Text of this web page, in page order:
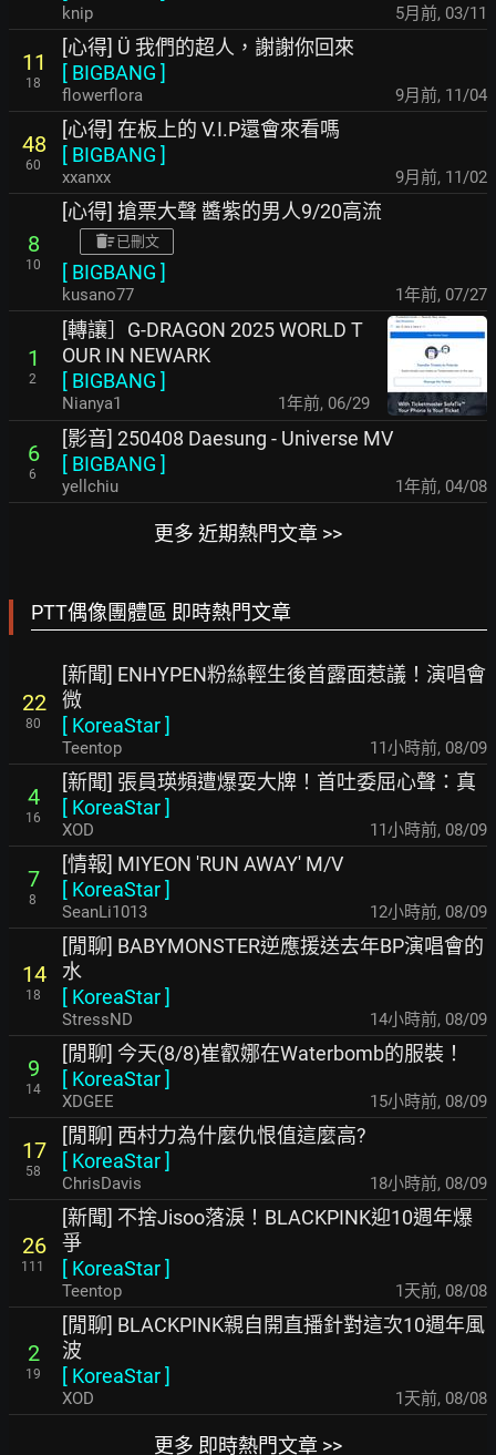
knip 5月前, 03/11
11
18
[心得] Ü 我們的超人，謝謝你回來
[ BIGBANG ]
flowerflora 9月前, 11/04
48
60
[心得] 在板上的 V.I.P還會來看嗎
[ BIGBANG ]
xxanxx 9月前, 11/02
8
10
[心得] 搶票大聲 醬紫的男人9/20高流
已刪文
[ BIGBANG ]
kusano77 1年前, 07/27
1
2
[轉讓］G-DRAGON 2025 WORLD T
OUR IN NEWARK
[ BIGBANG ]
Nianya1 1年前, 06/29
6
6
[影音] 250408 Daesung - Universe MV
[ BIGBANG ]
yellchiu 1年前, 04/08
更多 近期熱門文章 >>
PTT偶像團體區 即時熱門文章
22
80
[新聞] ENHYPEN粉絲輕生後首露面惹議！演唱會
微
[ KoreaStar]
Teentop 11小時前, 08/09
4
16
[新聞] 張員瑛頻遭爆耍大牌！首吐委屈心聲：真
[ KoreaStar]
XOD 11小時前, 08/09
7
8
[情報] MIYEON 'RUN AWAY' M/V
[ KoreaStar]
SeanLi1013 12小時前, 08/09
14
18
[閒聊] BABYMONSTER逆應援送去年BP演唱會的
水
[ KoreaStar]
StressND 14小時前, 08/09
9
14
[閒聊] 今天(8/8)崔叡娜在Waterbomb的服裝！
[ KoreaStar]
XDGEE 15小時前, 08/09
17
58
[閒聊] 西村力為什麼仇恨值這麼高?
[ KoreaStar]
ChrisDavis 18小時前, 08/09
26
111
[新聞] 不捨Jisoo落淚！BLACKPINK迎10週年爆
爭
[ KoreaStar]
Teentop 1天前, 08/08
2
19
[閒聊] BLACKPINK親自開直播針對這次10週年風
波
[ KoreaStar]
XOD 1天前, 08/08
更多 即時熱門文章 >>